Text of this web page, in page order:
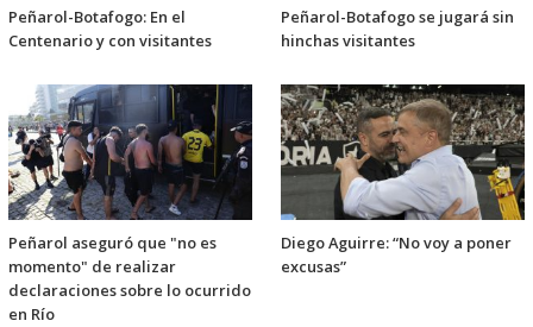
Peñarol-Botafogo: En el
Centenario y con visitantes
Peñarol-Botafogo se jugará sin
hinchas visitantes
Peñarol aseguró que "no es
momento" de realizar
declaraciones sobre lo ocurrido
en Río
Diego Aguirre: “No voy a poner
excusas”